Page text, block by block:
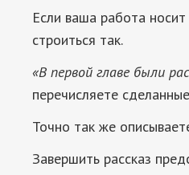
Если ваша работа
строиться так.
«В первой главе были
перечисляете
Точно так же
Завершить рассказ